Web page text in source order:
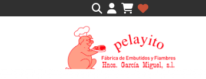
Identifícate